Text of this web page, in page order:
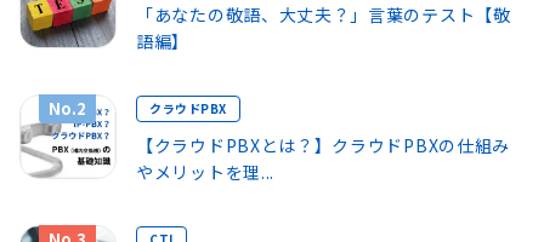
「あなたの敬語、大丈夫？」言葉のテスト【敬
語編】
No.2 クラウドPBX
【クラウドPBXとは？】クラウドPBXの仕組み
やメリットを理...